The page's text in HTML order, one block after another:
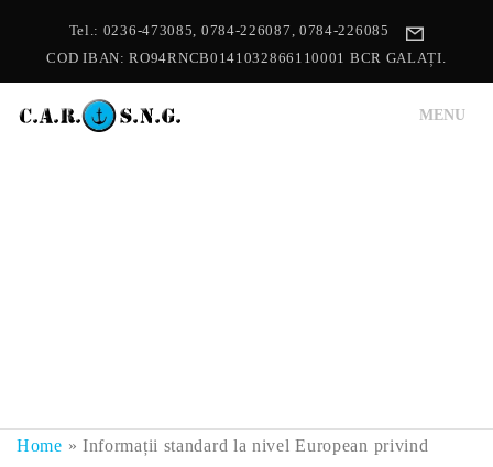
Tel.: 0236-473085, 0784-226087, 0784-226085
COD IBAN: RO94RNCB0141032866110001 BCR GALAȚI.
MENU
Home » Informații standard la nivel European privind